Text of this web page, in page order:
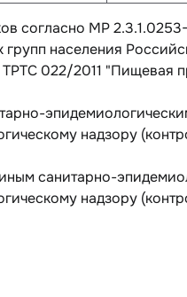
согласно МР
групп населения
022/2011 "Пищевая
надзору
санитарно-
надзору